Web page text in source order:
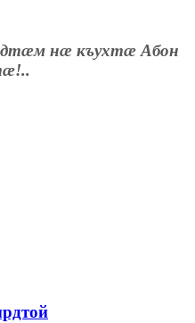
нæ къухтæ Абон